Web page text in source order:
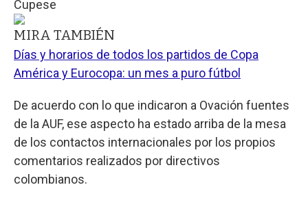
Cupese
MIRA TAMBIÉN
Días y horarios de todos los partidos de Copa
América y Eurocopa: un mes a puro fútbol
De acuerdo con lo que indicaron a Ovación fuentes
de la AUF, ese aspecto ha estado arriba de la mesa
de los contactos internacionales por los propios
comentarios realizados por directivos
colombianos.